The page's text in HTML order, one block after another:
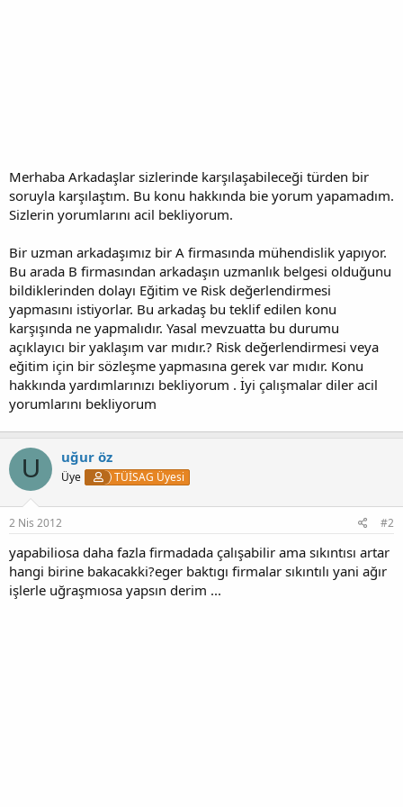
Merhaba Arkadaşlar sizlerinde karşılaşabileceği türden bir
soruyla karşılaştım. Bu konu hakkında bie yorum yapamadım.
Sizlerin yorumlarını acil bekliyorum.
Bir uzman arkadaşımız bir A firmasında mühendislik yapıyor.
Bu arada B firmasından arkadaşın uzmanlık belgesi olduğunu
bildiklerinden dolayı Eğitim ve Risk değerlendirmesi
yapmasını istiyorlar. Bu arkadaş bu teklif edilen konu
karşışında ne yapmalıdır. Yasal mevzuatta bu durumu
açıklayıcı bir yaklaşım var mıdır.? Risk değerlendirmesi veya
eğitim için bir sözleşme yapmasına gerek var mıdır. Konu
hakkında yardımlarınızı bekliyorum . İyi çalışmalar diler acil
yorumlarını bekliyorum
U uğur öz
Üye TÜİSAG Üyesi
2 Nis 2012 #2
yapabiliosa daha fazla firmadada çalışabilir ama sıkıntısı artar
hangi birine bakacakki?eger baktıgı firmalar sıkıntılı yani ağır
işlerle uğraşmıosa yapsın derim ...